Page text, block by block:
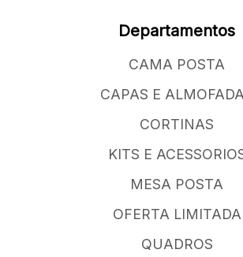
Departamentos
CAMA POSTA
CAPAS E
CORTINAS
KITS E
MESA POSTA
OFERTA LIMITADA
QUADROS